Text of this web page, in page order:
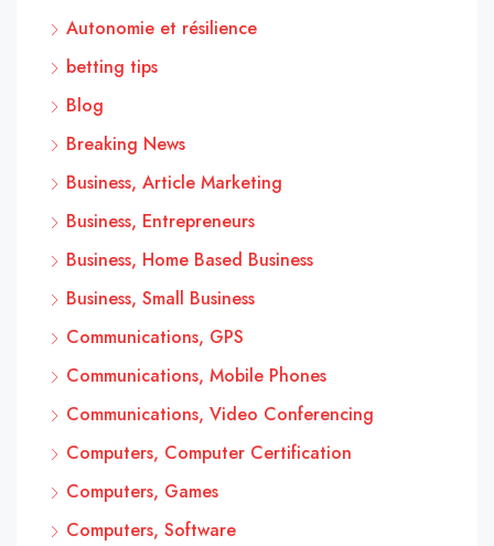
Autonomie et résilience
betting tips
Blog
Breaking News
Business, Article Marketing
Business, Entrepreneurs
Business, Home Based Business
Business, Small Business
Communications, GPS
Communications, Mobile Phones
Communications, Video Conferencing
Computers, Computer Certification
Computers, Games
Computers, Software